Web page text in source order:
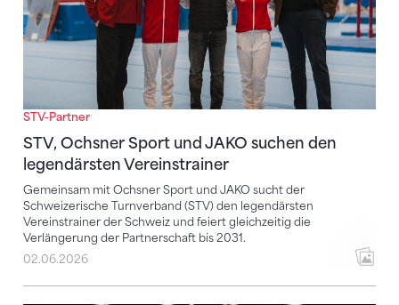
STV-Partner
STV, Ochsner Sport und JAKO suchen den
legendärsten Vereinstrainer
Gemeinsam mit Ochsner Sport und JAKO sucht der
Schweizerische Turnverband (STV) den legendärsten
Vereinstrainer der Schweiz und feiert gleichzeitig die
Verlängerung der Partnerschaft bis 2031.
02.06.2026